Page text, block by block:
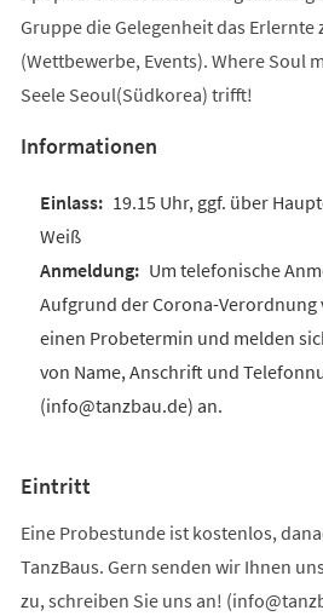
Gruppe die Gelegenheit das Erlernte
(Wettbewerbe, Events). Where Soul
Seele Seoul(Südkorea) trifft!
Informationen
19.15 Uhr, ggf. über
Weiß
Um telefonische
Aufgrund der Corona-
einen Probetermin und melden
von Name, Anschrift und
(info@tanzbau.de) an.
Eintritt
Eine Probestunde ist kostenlos,
TanzBaus. Gern senden wir Ihnen
zu, schreiben Sie uns an!